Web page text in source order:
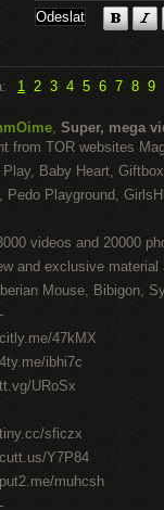
1 2 3 4 5 6 7 8 9
, Super, mega
from TOR websites
Baby Heart,
Pedo Playground,
videos and 20000
and exclusive material
Mouse, Bibigon,
47kMX
ibhi7c
URoSx
sficzx
Y7P84
muhcsh